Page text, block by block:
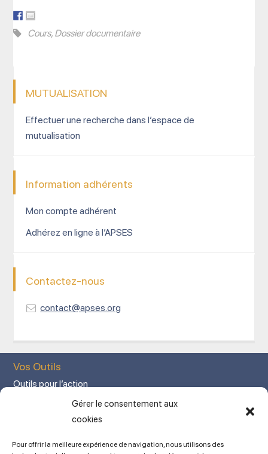
Gérer le consentement aux
cookies
Pour offrir la meilleure expérience de navigation, nous utilisons des
Cours, Dossier documentaire
MUTUALISATION
Effectuer une recherche dans l’espace de
mutualisation
Information adhérents
Mon compte adhérent
Adhérez en ligne à l’APSES
Contactez-nous
contact@apses.org
Vos Outils
Outils pour l’action
Votre espace adhérent
Mon Compte adhérent
L’association